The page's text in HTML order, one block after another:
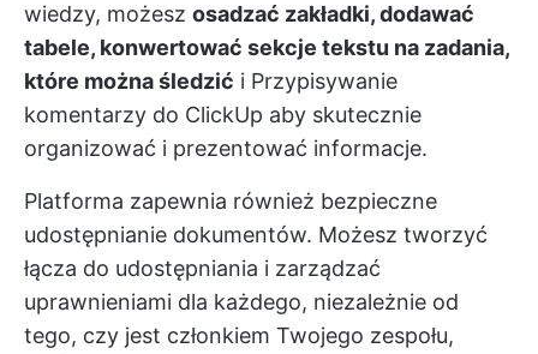
wiedzy, możesz osadzać zakładki, dodawać
tabele, konwertować sekcje tekstu na zadania,
które można śledzić i Przypisywanie
komentarzy do ClickUp aby skutecznie
organizować i prezentować informacje.
Platforma zapewnia również bezpieczne
udostępnianie dokumentów. Możesz tworzyć
łącza do udostępniania i zarządzać
uprawnieniami dla każdego, niezależnie od
tego, czy jest członkiem Twojego zespołu,